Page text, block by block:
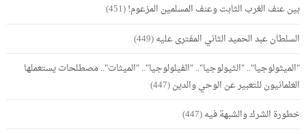
بين عنف الغرب الثابت وعنف المسلمين المزعوم!(451)
السلطان عبد الحميد الثاني المفترى عليه(449)
"الميثولوجيا".. "الثيولوجيا".. "الفيلولوجيا".. "الميثات".. مصطلحات يستعملها
العلمانيون للتعبير عن الوحي والدين(447)
خطورة الشرك والشبهة فيه(447)